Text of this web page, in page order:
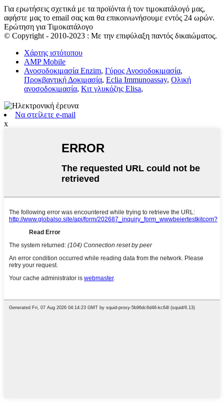
Για ερωτήσεις σχετικά με τα προϊόντα ή τον τιμοκατάλογό μας,
αφήστε μας το email σας και θα επικοινωνήσουμε εντός 24 ωρών.
Ερώτηση για Τιμοκατάλογο
© Copyright - 2010-2023 : Με την επιφύλαξη παντός δικαιώματος.
Χάρτης ιστότοπου
AMP Mobile
Ανοσοδοκιμασία Enzim, Γύρος Ανοσοδοκιμασία,
Προκβαντική Δοκιμασία, Eclia Immunoassay, Ολική
ανοσοδοκιμασία, Κιτ γλυκόζης Elisa,
Να στείλετε e-mail
x